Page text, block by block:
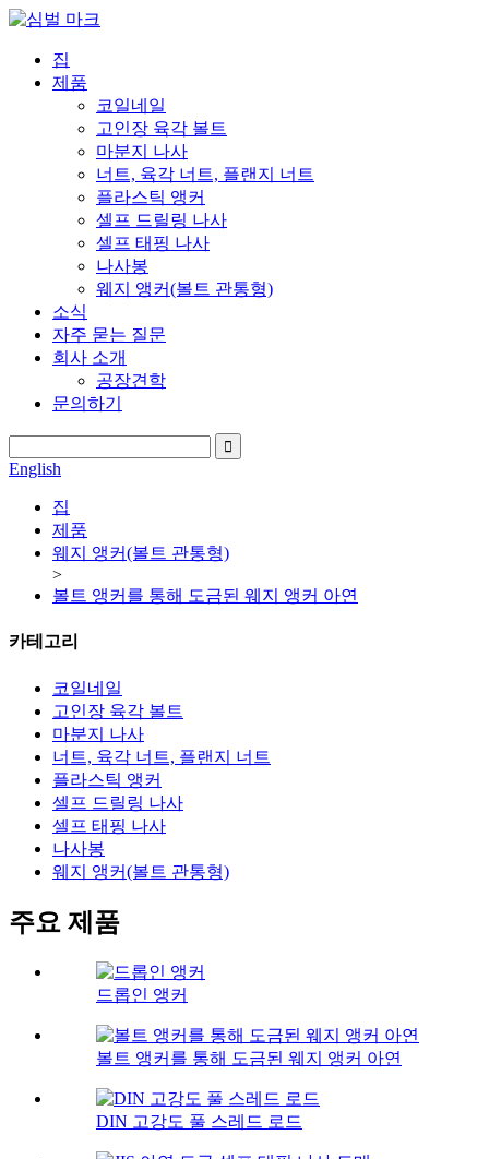
집
제품
코일네일
고인장 육각 볼트
마분지 나사
너트, 육각 너트, 플랜지 너트
플라스틱 앵커
셀프 드릴링 나사
셀프 태핑 나사
나사봉
웨지 앵커(볼트 관통형)
소식
자주 묻는 질문
회사 소개
공장견학
문의하기
English
집
제품
웨지 앵커(볼트 관통형)
>
볼트 앵커를 통해 도금된 웨지 앵커 아연
카테고리
코일네일
고인장 육각 볼트
마분지 나사
너트, 육각 너트, 플랜지 너트
플라스틱 앵커
셀프 드릴링 나사
셀프 태핑 나사
나사봉
웨지 앵커(볼트 관통형)
주요 제품
드롭인 앵커
볼트 앵커를 통해 도금된 웨지 앵커 아연
DIN 고강도 풀 스레드 로드